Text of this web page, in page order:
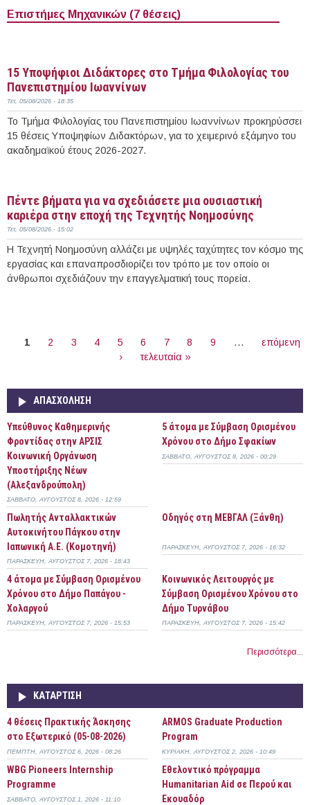
Επιστήμες Μηχανικών (7 θέσεις)
15 Υποψήφιοι Διδάκτορες στο Τμήμα Φιλολογίας του
Πανεπιστημίου Ιωαννίνων
Τετ, 05/08/2026 - 18:35
Το Τμήμα Φιλολογίας του Πανεπιστημίου Ιωαννίνων προκηρύσσει
15 θέσεις Υποψηφίων Διδακτόρων, για το χειμερινό εξάμηνο του
ακαδημαϊκού έτους 2026-2027.
Πέντε βήματα για να σχεδιάσετε μια ουσιαστική
καριέρα στην εποχή της Τεχνητής Νοημοσύνης
Τετ, 05/08/2026 - 15:02
Η Τεχνητή Νοημοσύνη αλλάζει με υψηλές ταχύτητες τον κόσμο της
εργασίας και επαναπροσδιορίζει τον τρόπο με τον οποίο οι
άνθρωποι σχεδιάζουν την επαγγελματική τους πορεία.
1 2 3 4 5 6 7 8 9 …
επόμενη
›
τελευταία »
ΑΠΑΣΧΌΛΗΣΗ
Yπεύθυνος Καθημερινής
Φροντίδας στην ΑΡΣΙΣ
Κοινωνική Οργάνωση
Υποστήριξης Νέων
(Αλεξανδρούπολη)
ΣΆΒΒΑΤΟ, ΑΎΓΟΥΣΤΟΣ 8, 2026 - 12:59
5 άτομα με Σύμβαση Ορισμένου
Χρόνου στο Δήμο Σφακίων
ΣΆΒΒΑΤΟ, ΑΎΓΟΥΣΤΟΣ 8, 2026 - 00:29
Πωλητής Ανταλλακτικών
Αυτοκινήτου Πάγκου στην
Ιαπωνική Α.Ε. (Κομοτηνή)
ΠΑΡΑΣΚΕΥΉ, ΑΎΓΟΥΣΤΟΣ 7, 2026 - 18:43
Οδηγός στη ΜΕΒΓΑΛ (Ξάνθη)
ΠΑΡΑΣΚΕΥΉ, ΑΎΓΟΥΣΤΟΣ 7, 2026 - 16:32
4 άτομα με Σύμβαση Ορισμένου
Χρόνου στο Δήμο Παπάγου -
Χολαργού
ΠΑΡΑΣΚΕΥΉ, ΑΎΓΟΥΣΤΟΣ 7, 2026 - 15:53
Κοινωνικός Λειτουργός με
Σύμβαση Ορισμένου Χρόνου στο
Δήμο Τυρνάβου
ΠΑΡΑΣΚΕΥΉ, ΑΎΓΟΥΣΤΟΣ 7, 2026 - 15:42
Περισσότερα...
ΚΑΤΆΡΤΙΣΗ
4 θέσεις Πρακτικής Άσκησης
στο Εξωτερικό (05-08-2026)
ΠΈΜΠΤΗ, ΑΎΓΟΥΣΤΟΣ 6, 2026 - 08:26
ARMOS Graduate Production
Program
ΚΥΡΙΑΚΉ, ΑΎΓΟΥΣΤΟΣ 2, 2026 - 10:49
WBG Pioneers Internship
Programme
ΣΆΒΒΑΤΟ, ΑΎΓΟΥΣΤΟΣ 1, 2026 - 11:10
Εθελοντικό πρόγραμμα
Humanitarian Aid σε Περού και
Εκουαδόρ